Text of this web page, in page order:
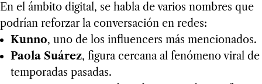
En el ámbito digital, se habla de varios nombres que
podrían reforzar la conversación en redes:
Kunno, uno de los influencers más mencionados.
Paola Suárez, figura cercana al fenómeno viral de
temporadas pasadas.